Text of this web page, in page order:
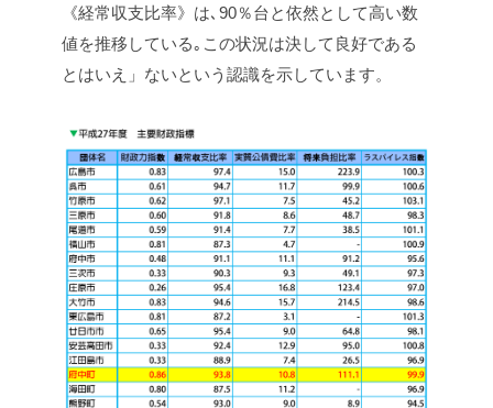
《経常収支比率》は､90％台と依然として高い数
値を推移している｡この状況は決して良好である
とはいえ」ないという認識を示しています。